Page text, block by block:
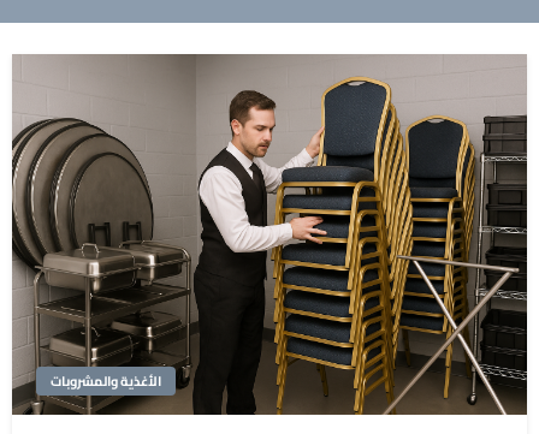
الأغذية والمشروبات